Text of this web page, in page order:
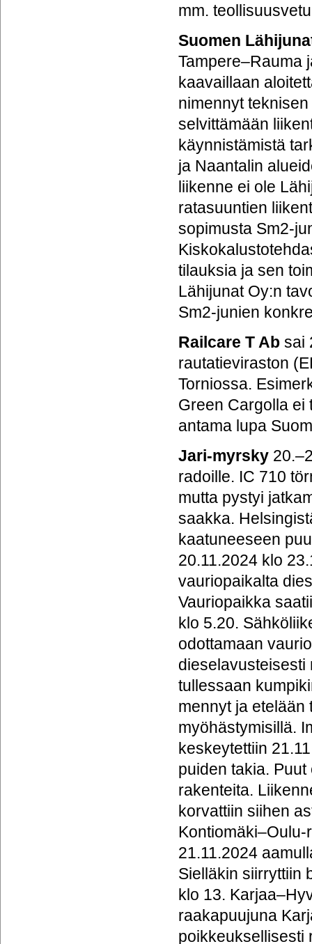
mm.
Suomen
Tampere–Rauma
kaavaillaan
nimennyt
selvittämään
käynnistämistä
ja Naantalin
liikenne ei ole
ratasuuntien
sopimusta Sm2-
tilauksia ja sen
Lähijunat Oy:n
Sm2-junien
Railcare T Ab sai
rautatieviraston
Torniossa.
Green Cargolla ei
antama lupa
Jari-myrsky
radoille. IC 710
mutta pystyi
saakka.
kaatuneeseen
20.11.2024 klo
vauriopaikalta
Vauriopaikka
klo 5.20.
odottamaan
dieselavusteisesti
tullessaan
mennyt ja etelään
myöhästymisillä.
keskeytettiin
puiden takia.
rakenteita.
korvattiin siihen
21.11.2024
Sielläkin siirryttiin
klo 13.
raakapuujuna
poikkeuksellisesti